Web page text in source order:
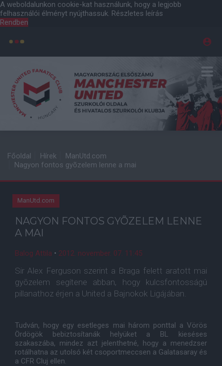
A weboldalunkon cookie-kat használunk, hogy a legjobb
felhasználói élményt nyújthassuk. Részletes leírás
Rendben
Főoldal Hírek
ManUtd.com
Nagyon fontos gyõzelem lenne a mai
ManUtd.com
NAGYON FONTOS GYÕZELEM LENNE
A MAI
Balog Attila • 2012. november. 07. 11:45
Sir Alex Ferguson szerint a Braga felett aratott mai
gyõzelem segítene abban, hogy kulcsfontosságú
pillanathoz érjen a United a Bajnokok Ligájában.
Tudván, hogy egy esetleges mai három ponttal a Vörös
Ördögök bebiztosítanák helyüket a BL kieséses
szakaszába, mindez azt jelenthetné, hogy a menedzser
rotálhatna az utolsó két csoportmeccsen a Galatasaray és
a CFR Cluj ellen.